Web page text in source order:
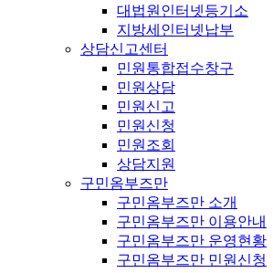
대법원인터넷등기소
지방세인터넷납부
상담신고센터
민원통합접수창구
민원상담
민원신고
민원신청
민원조회
상담지원
구민옴부즈만
구민옴부즈만 소개
구민옴부즈만 이용안내
구민옴부즈만 운영현황
구민옴부즈만 민원신청